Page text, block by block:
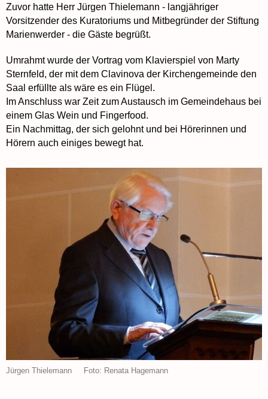
Zuvor hatte Herr Jürgen Thielemann - langjähriger
Vorsitzender des Kuratoriums und Mitbegründer der Stiftung
Marienwerder - die Gäste begrüßt.
Umrahmt wurde der Vortrag vom Klavierspiel von Marty
Sternfeld, der mit dem Clavinova der Kirchengemeinde den
Saal erfüllte als wäre es ein Flügel.
Im Anschluss war Zeit zum Austausch im Gemeindehaus bei
einem Glas Wein und Fingerfood.
Ein Nachmittag, der sich gelohnt und bei Hörerinnen und
Hörern auch einiges bewegt hat.
Jürgen Thielemann Foto: Renata Hagemann